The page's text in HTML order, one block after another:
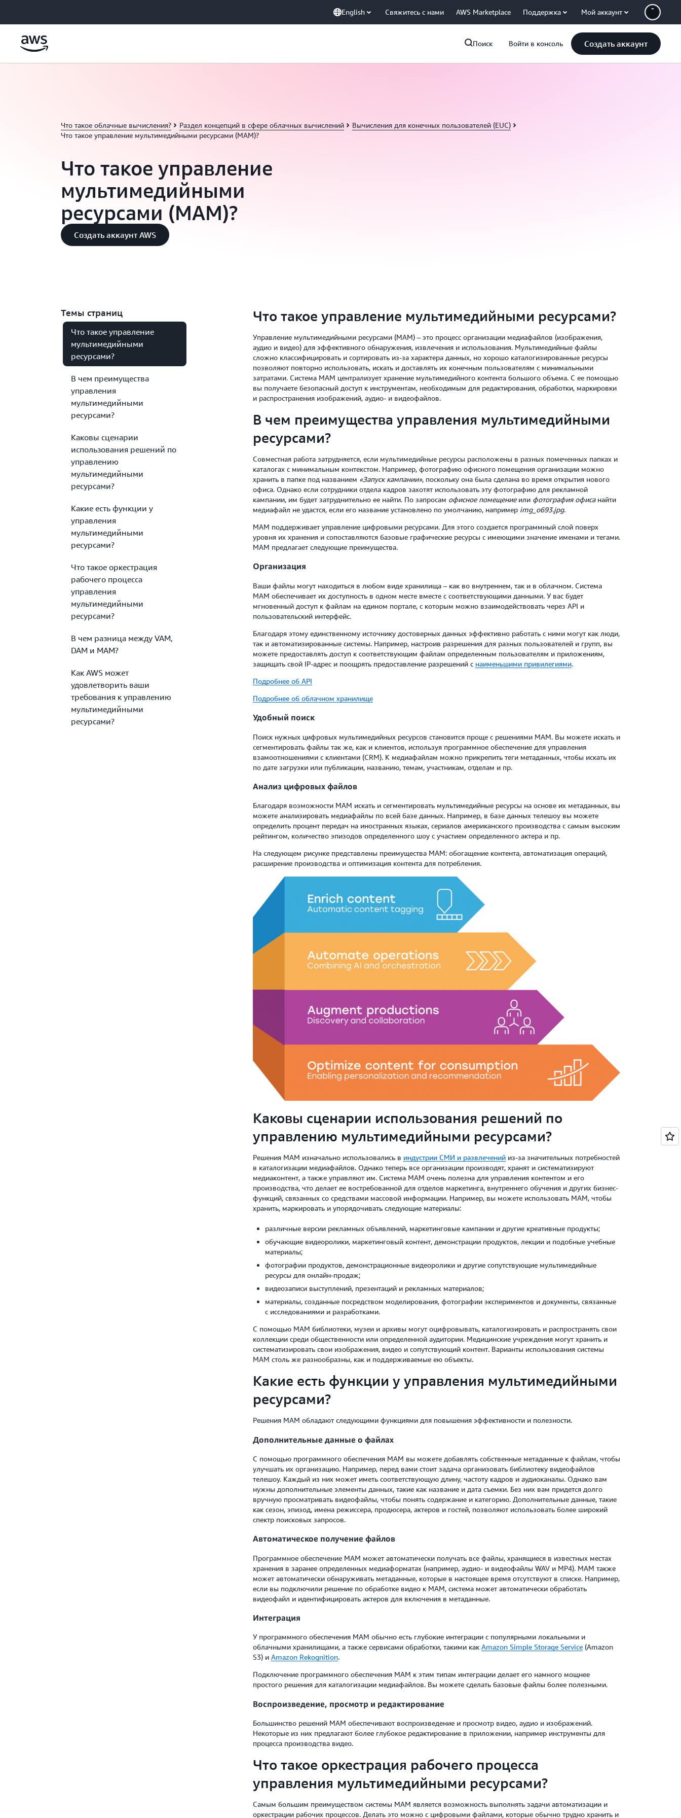
English Свяжитесь с нами AWS Marketplace Поддержка Мой аккаунт
Поиск Войти в консоль Создать аккаунт
Что такое облачные вычисления? Раздел концепций в сфере облачных вычислений
Вычисления для конечных пользователей (EUC)
Что такое управление мультимедийными ресурсами (MAM)?
Что такое управление
мультимедийными
ресурсами (MAM)?
Создать аккаунт AWS
Темы страниц
Что такое управление
мультимедийными
ресурсами?
В чем преимущества
управления
мультимедийными
ресурсами?
Каковы сценарии
использования решений по
управлению
мультимедийными
ресурсами?
Какие есть функции у
управления
мультимедийными
ресурсами?
Что такое оркестрация
рабочего процесса
управления
мультимедийными
ресурсами?
В чем разница между VAM,
DAM и MAM?
Как AWS может
удовлетворить ваши
требования к управлению
мультимедийными
ресурсами?
Что такое управление мультимедийными ресурсами?
Управление мультимедийными ресурсами (MAM) – это процесс организации медиафайлов (изображения,
аудио и видео) для эффективного обнаружения, извлечения и использования. Мультимедийные файлы
сложно классифицировать и сортировать из-за характера данных, но хорошо каталогизированные ресурсы
позволяют повторно использовать, искать и доставлять их конечным пользователям с минимальными
затратами. Система MAM централизует хранение мультимедийного контента большого объема. С ее помощью
вы получаете безопасный доступ к инструментам, необходимым для редактирования, обработки, маркировки
и распространения изображений, аудио- и видеофайлов.
В чем преимущества управления мультимедийными
ресурсами?
Совместная работа затрудняется, если мультимедийные ресурсы расположены в разных помеченных папках и
каталогах с минимальным контекстом. Например, фотографию офисного помещения организации можно
хранить в папке под названием «Запуск кампании», поскольку она была сделана во время открытия нового
офиса. Однако если сотрудники отдела кадров захотят использовать эту фотографию для рекламной
кампании, им будет затруднительно ее найти. По запросам офисное помещениеили фотография офисанайти
медиафайл не удастся, если его название установлено по умолчанию, например img_o693.jpg.
MAM поддерживает управление цифровыми ресурсами. Для этого создается программный слой поверх
уровня их хранения и сопоставляются базовые графические ресурсы с имеющими значение именами и тегами.
MAM предлагает следующие преимущества.
Организация
Ваши файлы могут находиться в любом виде хранилища – как во внутреннем, так и в облачном. Система
MAM обеспечивает их доступность в одном месте вместе с соответствующими данными. У вас будет
мгновенный доступ к файлам на едином портале, с которым можно взаимодействовать через API и
пользовательский интерфейс.
Благодаря этому единственному источнику достоверных данных эффективно работать с ними могут как люди,
так и автоматизированные системы. Например, настроив разрешения для разных пользователей и групп, вы
можете предоставлять доступ к соответствующим файлам определенным пользователям и приложениям,
защищать свой IP-адрес и поощрять предоставление разрешений с наименьшими привилегиями.
Подробнее об API
Подробнее об облачном хранилище
Удобный поиск
Поиск нужных цифровых мультимедийных ресурсов становится проще с решениями MAM. Вы можете искать и
сегментировать файлы так же, как и клиентов, используя программное обеспечение для управления
взамоотношениями с клиентами (CRM). К медиафайлам можно прикрепить теги метаданных, чтобы искать их
по дате загрузки или публикации, названию, темам, участникам, отделам и пр.
Анализ цифровых файлов
Благодаря возможности MAM искать и сегментировать мультимедийные ресурсы на основе их метаданных, вы
можете анализировать медиафайлы по всей базе данных. Например, в базе данных телешоу вы можете
определить процент передач на иностранных языках, сериалов американского производства с самым высоким
рейтингом, количество эпизодов определенного шоу с участием определенного актера и пр.
На следующем рисунке представлены преимущества MAM: обогащение контента, автоматизация операций,
расширение производства и оптимизация контента для потребления.
Каковы сценарии использования решений по
управлению мультимедийными ресурсами?
Решения MAM изначально использовались в индустрии СМИ и развлеченийиз-за значительных потребностей
в каталогизации медиафайлов. Однако теперь все организации производят, хранят и систематизируют
медиаконтент, а также управляют им. Система MAM очень полезна для управления контентом и его
производства, что делает ее востребованной для отделов маркетинга, внутреннего обучения и других бизнес-
функций, связанных со средствами массовой информации. Например, вы можете использовать MAM, чтобы
хранить, маркировать и упорядочивать следующие материалы:
различные версии рекламных объявлений, маркетинговые кампании и другие креативные продукты;
обучающие видеоролики, маркетинговый контент, демонстрации продуктов, лекции и подобные учебные
материалы;
фотографии продуктов, демонстрационные видеоролики и другие сопутствующие мультимедийные
ресурсы для онлайн-продаж;
видеозаписи выступлений, презентаций и рекламных материалов;
материалы, созданные посредством моделирования, фотографии экспериментов и документы, связанные
с исследованиями и разработками.
С помощью MAM библиотеки, музеи и архивы могут оцифровывать, каталогизировать и распространять свои
коллекции среди общественности или определенной аудитории. Медицинские учреждения могут хранить и
систематизировать свои изображения, видео и сопутствующий контент. Варианты использования системы
MAM столь же разнообразны, как и поддерживаемые ею объекты.
Какие есть функции у управления мультимедийными
ресурсами?
Решения MAM обладают следующими функциями для повышения эффективности и полезности.
Дополнительные данные о файлах
С помощью программного обеспечения MAM вы можете добавлять собственные метаданные к файлам, чтобы
улучшать их организацию. Например, перед вами стоит задача организовать библиотеку видеофайлов
телешоу. Каждый из них может иметь соответствующую длину, частоту кадров и аудиоканалы. Однако вам
нужны дополнительные элементы данных, такие как название и дата съемки. Без них вам придется долго
вручную просматривать видеофайлы, чтобы понять содержание и категорию. Дополнительные данные, такие
как сезон, эпизод, имена режиссера, продюсера, актеров и гостей, позволяют использовать более широкий
спектр поисковых запросов.
Автоматическое получение файлов
Программное обеспечение MAM может автоматически получать все файлы, хранящиеся в известных местах
хранения в заранее определенных медиаформатах (например, аудио- и видеофайлы WAV и MP4). MAM также
может автоматически обнаруживать метаданные, которые в настоящее время отсутствуют в списке. Например,
если вы подключили решение по обработке видео к MAM, система может автоматически обработать
видеофайл и идентифицировать актеров для включения в метаданные.
Интеграция
У программного обеспечения MAM обычно есть глубокие интеграции с популярными локальными и
облачными хранилищами, а также сервисами обработки, такими как Amazon Simple Storage Service(Amazon
S3) и Amazon Rekognition.
Подключение программного обеспечения MAM к этим типам интеграции делает его намного мощнее
простого решения для каталогизации медиафайлов. Вы можете сделать базовые файлы более полезными.
Воспроизведение, просмотр и редактирование
Большинство решений MAM обеспечивают воспроизведение и просмотр видео, аудио и изображений.
Некоторые из них предлагают более глубокое редактирование в приложении, например инструменты для
процесса производства видео.
Что такое оркестрация рабочего процесса
управления мультимедийными ресурсами?
Самым большим преимуществом системы MAM является возможность выполнять задачи автоматизации и
оркестрации рабочих процессов. Делать это можно с цифровыми файлами, которые обычно трудно хранить и